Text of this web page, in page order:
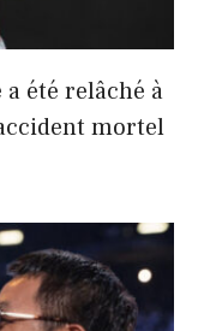
été relâché à
mortel